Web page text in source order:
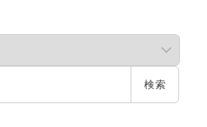
検索